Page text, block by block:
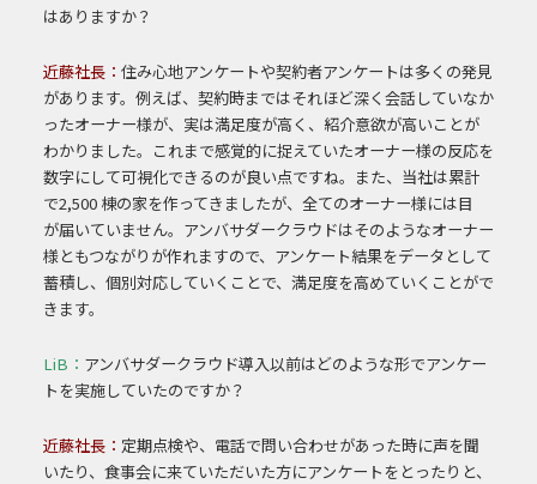
はありますか？
近藤社長： 住み心地アンケートや契約者アンケートは多くの発見
があります。 例えば、契約時まではそれほど深く会話していなか
ったオーナー様が、実は満足度が高く、紹介意欲が高いことが
わかりました。これまで感覚的に捉えていたオーナー様の反応を
数字にして可視化できるのが良い点ですね。 また、当社は累計
で2,500 棟の家を作ってきましたが、全てのオーナー様には目
が届いていません。アンバサダークラウドはそのようなオーナー
様ともつながりが作れますので、アンケート結果をデータとして
蓄積し、個別対応していくことで、満足度を高めていくことがで
きます。
LiB： アンバサダークラウド導入以前はどのような形でアンケー
トを実施していたのですか？
近藤社長： 定期点検や、電話で問い合わせがあった時に声を聞
いたり、食事会に来ていただいた方にアンケートをとったりと、